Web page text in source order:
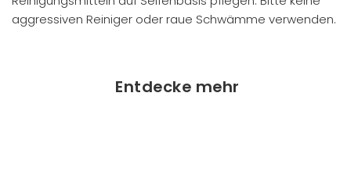
aggressiven Reiniger oder raue Schwämme verwenden.
Entdecke mehr